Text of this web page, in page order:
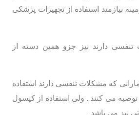
نیازمند استفاده از تجهیزات پزشکی
تنفسی دارند نیز جزو همین دسته از
که مشکلات تنفسی دارند استفاده
می کنند . ولی استفاده از کپسول
نیز می باشد .